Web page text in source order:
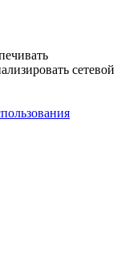
сетевой